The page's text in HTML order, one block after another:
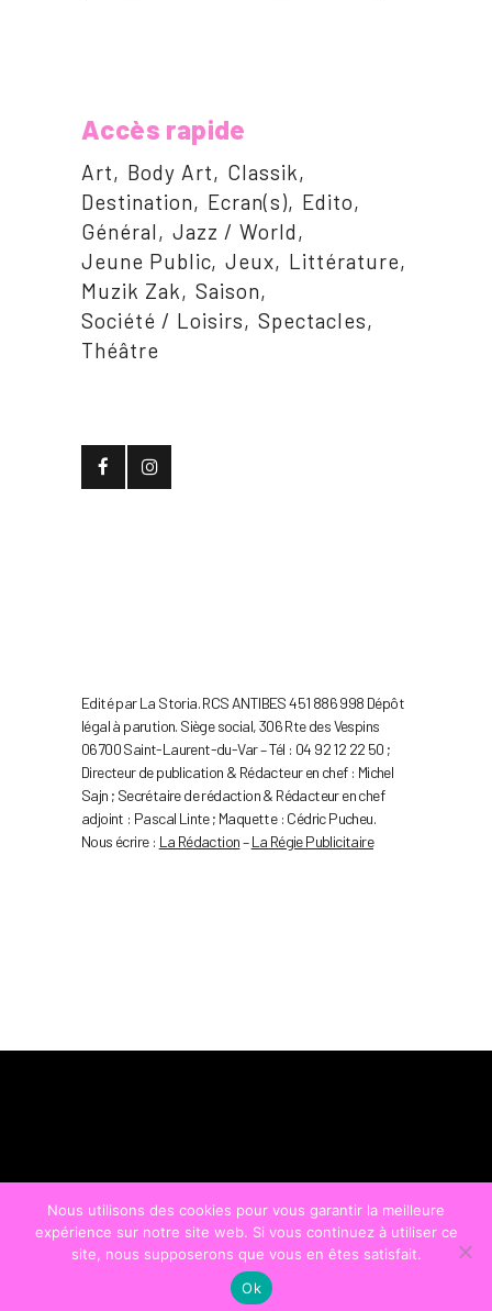
Accès rapide
Art Body Art
Classik
Destination
Ecran(s)
Edito
Général
Jazz / World
Jeune Public Jeux
Littérature
Muzik Zak
Saison
Société / Loisirs
Spectacles
Théâtre
Edité par La Storia. RCS ANTIBES 451 886 998 Dépôt
légal à parution. Siège social, 306 Rte des Vespins
06700 Saint-Laurent-du-Var – Tél : 04 92 12 22 50 ;
Directeur de publication & Rédacteur en chef : Michel
Sajn ; Secrétaire de rédaction & Rédacteur en chef
adjoint : Pascal Linte ; Maquette : Cédric Pucheu.
Nous écrire : La Rédaction–La Régie Publicitaire
© COPYRIGHTLA STRADA
Nous utilisons des cookies pour vous garantir la meilleure
expérience sur notre site web. Si vous continuez à utiliser ce
site, nous supposerons que vous en êtes satisfait.
Ok